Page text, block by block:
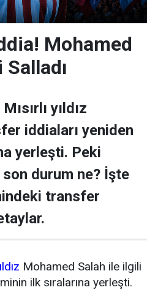
Mohamed
yıldız
iddiaları yeniden
yerleşti. Peki
durum ne? İşte
transfer
Mohamed Salah ile ilgili
ilk sıralarına yerleşti.